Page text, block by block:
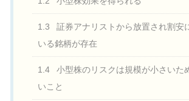
1.3
証券アナリストから放置され割安
いる銘柄が存在
1.4
小型株のリスクは規模が小さいた
いこと